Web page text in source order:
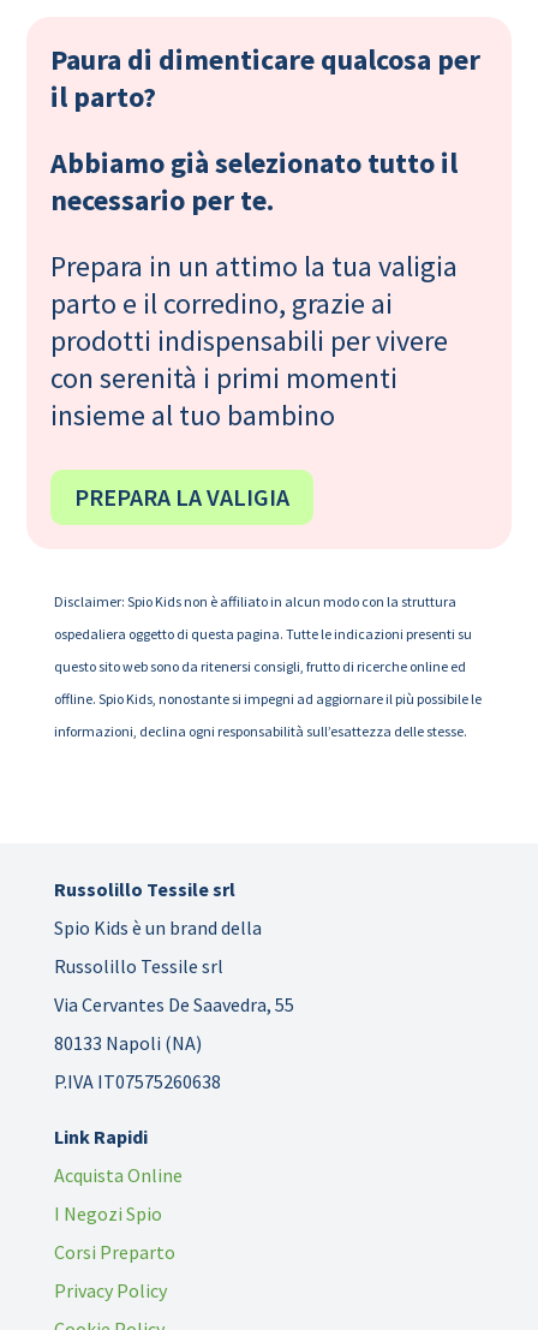
Paura di dimenticare qualcosa per
il parto?
Abbiamo già selezionato tutto il
necessario per te.
Prepara in un attimo la tua valigia
parto e il corredino, grazie ai
prodotti indispensabili per vivere
con serenità i primi momenti
insieme al tuo bambino
PREPARA LA VALIGIA
Disclaimer: Spio Kids non è affiliato in alcun modo con la struttura
ospedaliera oggetto di questa pagina. Tutte le indicazioni presenti su
questo sito web sono da ritenersi consigli, frutto di ricerche online ed
offline. Spio Kids, nonostante si impegni ad aggiornare il più possibile le
informazioni, declina ogni responsabilità sull’esattezza delle stesse.
Russolillo Tessile srl
Spio Kids è un brand della
Russolillo Tessile srl
Via Cervantes De Saavedra, 55
80133 Napoli (NA)
P.IVA IT07575260638
Link Rapidi
Acquista Online
I Negozi Spio
Corsi Preparto
Privacy Policy